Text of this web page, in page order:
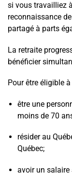
si vous travailliez
reconnaissance
partagé à parts
La retraite
bénéficier
Pour être éligible
être une
moins de 70
résider au
Québec;
avoir un salaire